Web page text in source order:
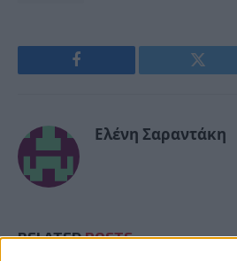
Facebook
Ελένη Σαραντάκη
RELATEDPOSTS